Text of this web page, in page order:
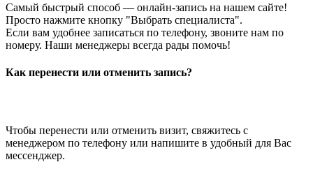
Самый быстрый способ — онлайн-запись на нашем сайте!
Просто нажмите кнопку "Выбрать специалиста".
Если вам удобнее записаться по телефону, звоните нам по
номеру. Наши менеджеры всегда рады помочь!
Как перенести или отменить запись?
Чтобы перенести или отменить визит, свяжитесь с
менеджером по телефону или напишите в удобный для Вас
мессенджер.